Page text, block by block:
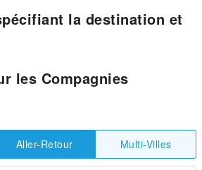
la destination et
les Compagnies
Aller-Retour Multi-Villes